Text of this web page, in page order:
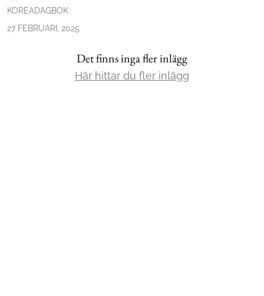
Livsstil
Resor
KOREADAGBOK
27 FEBRUARI, 2025
Det finns inga fler inlägg
Här hittar du fler inlägg